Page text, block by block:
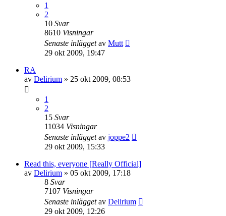
1
2
10 Svar
8610 Visningar
Senaste inläggetav Mutt
29 okt 2009, 19:47
RA
av Delirium » 25 okt 2009, 08:53
1
2
15 Svar
11034 Visningar
Senaste inläggetav joppe2
29 okt 2009, 15:33
Read this, everyone [Really Official]
av Delirium » 05 okt 2009, 17:18
8 Svar
7107 Visningar
Senaste inläggetav Delirium
29 okt 2009, 12:26